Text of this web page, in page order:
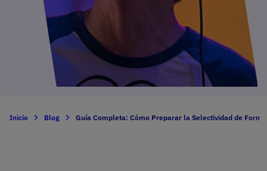
Inicio Blog Guía Completa: Cómo Preparar la Selectividad de